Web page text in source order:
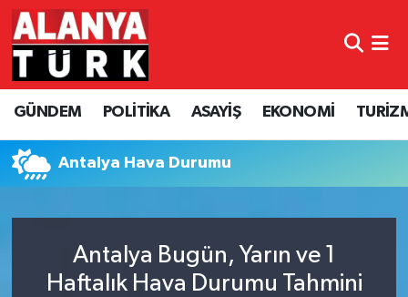
GÜNDEM POLİTİKA ASAYİŞ EKONOMİ
Antalya Hava Durumu
Antalya Bugün, Yarın ve 1
Haftalık Hava Durumu Tahmini
GÜNDEM
POLİTİKA
ASAYİŞ
TURİZM
Nöbetçi Eczaneler
Hava Durumu
Namaz Vakitleri
Süper Lig Puan Durumu ve Fikstür